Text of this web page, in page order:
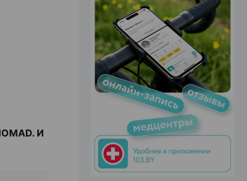
И
ЭФФЕКТИВНАЯ РЕКЛАМА НА САЙТЕ